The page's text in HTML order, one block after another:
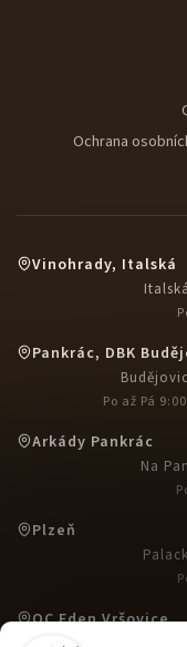
Ochrana
Vinohrady, Italská
Pankrác, DBK
Po až Pá
Arkády Pankrác
Na
Plzeň
OC Eden Vršovice